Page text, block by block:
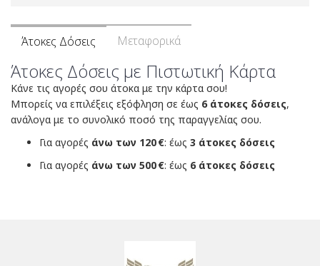
Άτοκες Δόσεις Μεταφορικά
Άτοκες Δόσεις με Πιστωτική Κάρτα
Κάνε τις αγορές σου άτοκα με την κάρτα σου!
Μπορείς να επιλέξεις εξόφληση σε έως 6 άτοκες δόσεις,
ανάλογα με το συνολικό ποσό της παραγγελίας σου.
Για αγορές άνω των 120 €: έως 3 άτοκες δόσεις
Για αγορές άνω των 500 €: έως 6 άτοκες δόσεις